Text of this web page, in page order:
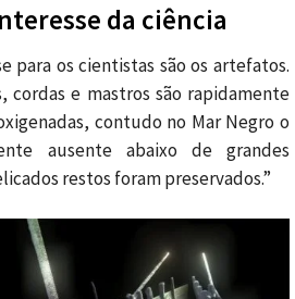
da ciência
para os cientistas são os artefatos.
cordas e mastros são rapidamente
contudo no Mar Negro o
ausente abaixo de grandes
restos foram preservados.”